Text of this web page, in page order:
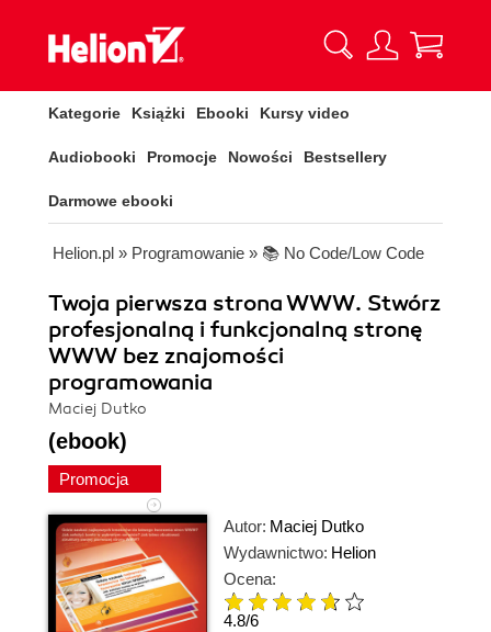
Kategorie Książki Ebooki Kursy video
Audiobooki Promocje Nowości Bestsellery
Darmowe ebooki
Helion.pl » Programowanie » 📚 No Code/Low Code
Twoja pierwsza strona WWW. Stwórz
profesjonalną i funkcjonalną stronę
WWW bez znajomości
programowania
Maciej Dutko
(ebook)
Promocja
Autor: Maciej Dutko
Wydawnictwo: Helion
Ocena:
4.8/6